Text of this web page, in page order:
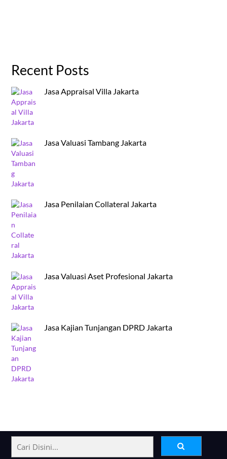
Recent Posts
Jasa Appraisal Villa Jakarta
Jasa Valuasi Tambang Jakarta
Jasa Penilaian Collateral Jakarta
Jasa Valuasi Aset Profesional Jakarta
Jasa Kajian Tunjangan DPRD Jakarta
Back
To
Top